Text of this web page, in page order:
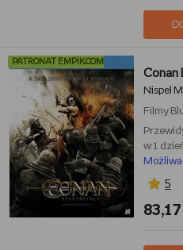
PATRONAT EMPIK.COM
Conan
Nispel
Filmy
w 1
5
83,17